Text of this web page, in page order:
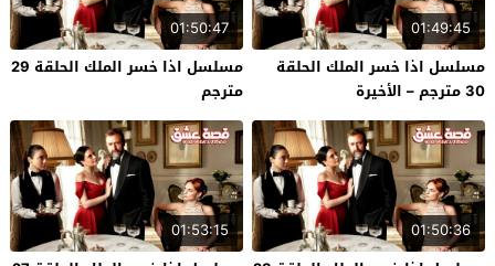
01:49:45
مسلسل اذا خسر الملك الحلقة
30 مترجم – الأخيرة
01:50:47
مسلسل اذا خسر الملك الحلقة 29
مترجم
01:50:36
01:53:15